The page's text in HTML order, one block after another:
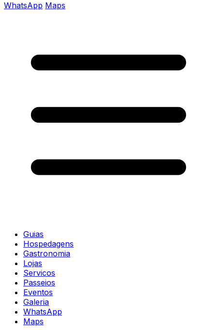
WhatsApp Maps
Guias
Hospedagens
Gastronomia
Lojas
Servicos
Passeios
Eventos
Galeria
WhatsApp
Maps